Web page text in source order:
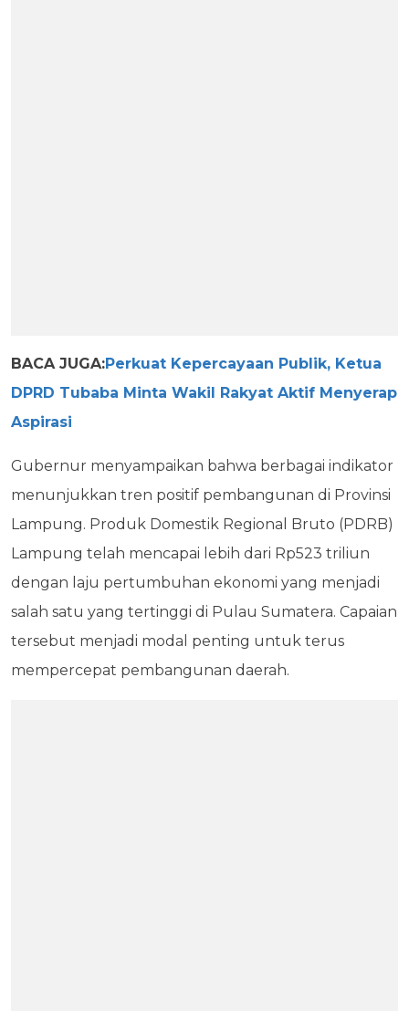
BACA JUGA:Perkuat Kepercayaan Publik, Ketua
DPRD Tubaba Minta Wakil Rakyat Aktif Menyerap
Aspirasi
Gubernur menyampaikan bahwa berbagai indikator
menunjukkan tren positif pembangunan di Provinsi
Lampung. Produk Domestik Regional Bruto (PDRB)
Lampung telah mencapai lebih dari Rp523 triliun
dengan laju pertumbuhan ekonomi yang menjadi
salah satu yang tertinggi di Pulau Sumatera. Capaian
tersebut menjadi modal penting untuk terus
mempercepat pembangunan daerah.